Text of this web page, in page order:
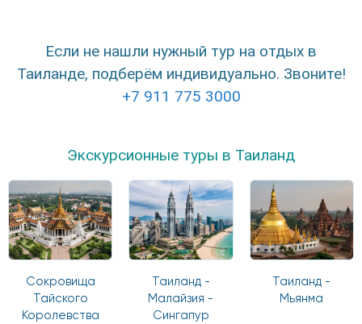
Если не нашли нужный тур на отдых в
Таиланде, подберём индивидуально. Звоните!
+7 911 775 3000
Экскурсионные туры в Таиланд
Сокровища
Тайского
Королевства
Таиланд -
Малайзия -
Сингапур
Таиланд -
Мьянма